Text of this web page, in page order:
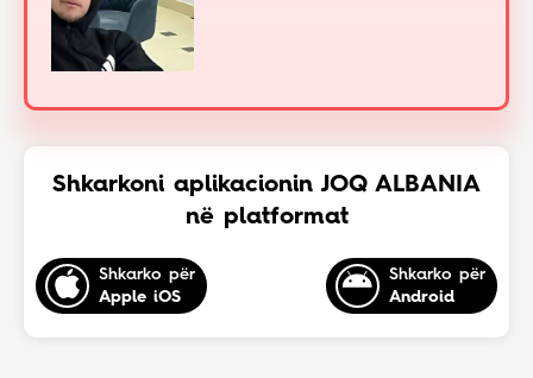
Shkarkoni aplikacionin JOQ ALBANIA
në platformat
Shkarko për
Apple iOS
Shkarko për
Android